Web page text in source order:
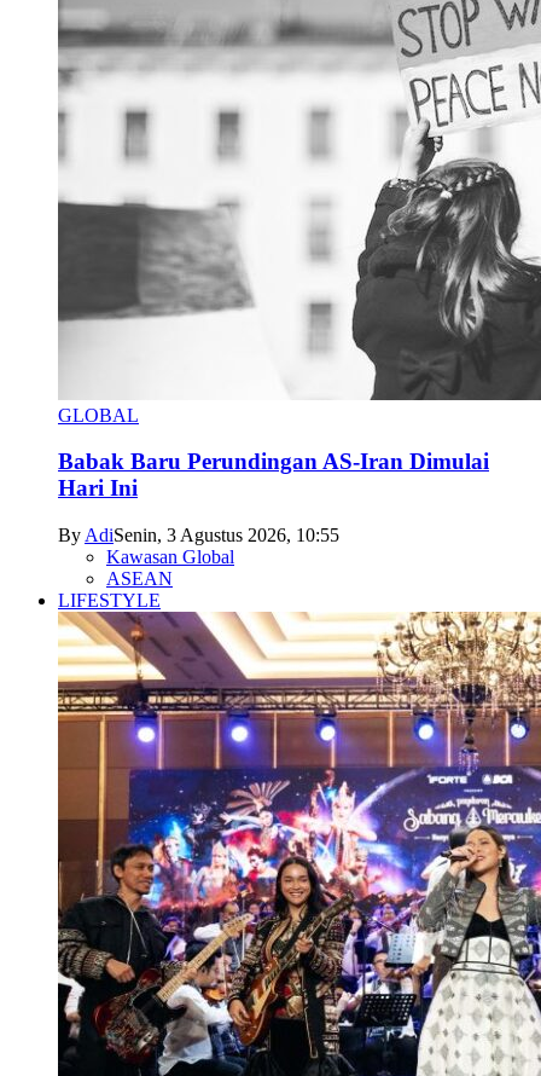
GLOBAL
Babak Baru Perundingan AS-Iran Dimulai
Hari Ini
By AdiSenin, 3 Agustus 2026, 10:55
Kawasan Global
ASEAN
LIFESTYLE